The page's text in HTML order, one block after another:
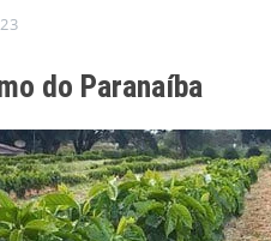
do Paranaíba